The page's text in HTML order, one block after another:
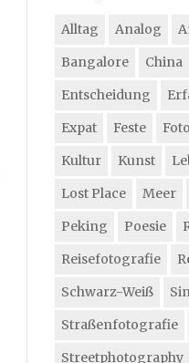
Alltag Analog
Bangalore
China
Entscheidung
Expat
Feste Foto
Kultur
Kunst
Lost Place
Meer
Peking
Poesie
Reisefotografie
Schwarz-Weiß
Straßenfotografie
Streetphotography